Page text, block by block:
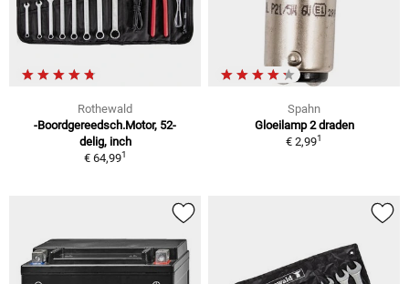
Rothewald
-Boordgereedsch.Motor, 52-
delig, inch
€ 64,991
Spahn
Gloeilamp 2 draden
€ 2,991